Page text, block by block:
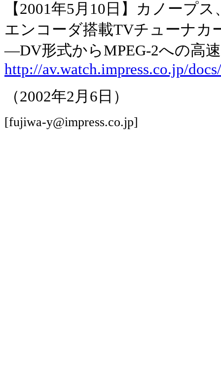
【2001年5月10日】カノープ
エンコーダ搭載TVチューナカ
―DV形式からMPEG-2への高
http://av.watch.impress.co.jp/
（2002年2月6日）
[fujiwa-y@impress.co.jp]